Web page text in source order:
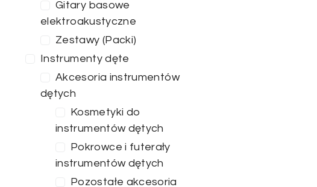
Gitary basowe
elektroakustyczne
Zestawy (Packi)
Instrumenty dęte
Akcesoria instrumentów
dętych
Kosmetyki do
instrumentów dętych
Pokrowce i futerały
instrumentów dętych
Pozostałe akcesoria